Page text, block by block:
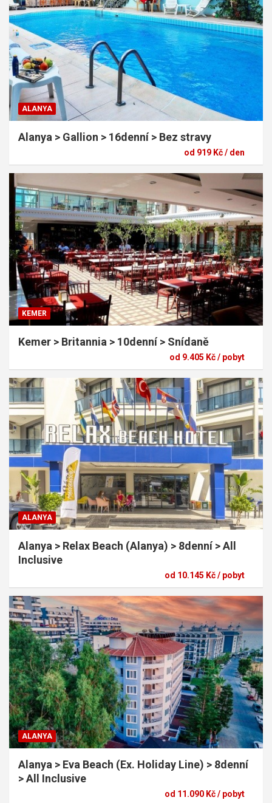
ALANYA
Alanya > Gallion > 16denní > Bez stravy
od 919 Kč / den
KEMER
Kemer > Britannia > 10denní > Snídaně
od 9.405 Kč / pobyt
ALANYA
Alanya > Relax Beach (Alanya) > 8denní > All
Inclusive
od 10.145 Kč / pobyt
ALANYA
Alanya > Eva Beach (Ex. Holiday Line) > 8denní
> All Inclusive
od 11.090 Kč / pobyt